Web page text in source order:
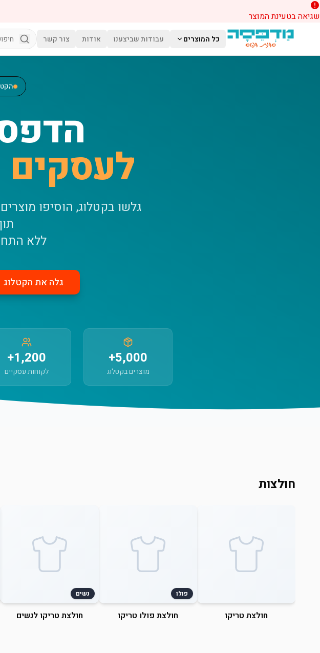
שגיאה בטעינת המוצר
דלג לתוכן הראשי
כל המוצרים עבודות שביצענו אודות צור קשר
לעסקים
גלשו בקטלוג, הוסיפו
ללא
גלה את הקטלוג
5,000+
מוצרים בקטלוג
1,200+
לקוחות עסקיים
חולצות
חולצת טריקו
פולו
חולצת פולו טריקו
נשים
חולצת טריקו לנשים